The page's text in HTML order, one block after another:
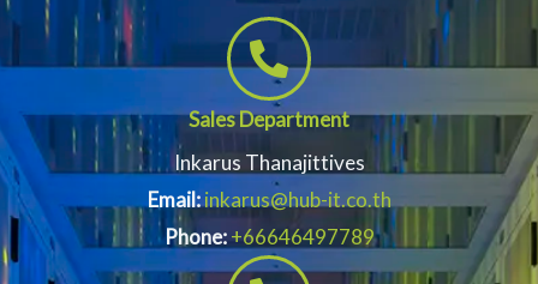
Sales Department
Inkarus Thanajittives
Email:inkarus@hub-it.co.th
Phone:+66646497789